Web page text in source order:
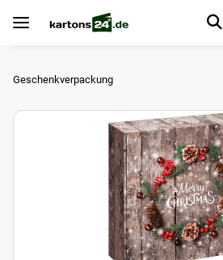
Geschenkverpackung